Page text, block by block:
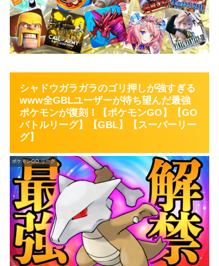
シャドウガラガラのゴリ押しが強すぎる
www全GBLユーザーが待ち望んだ最強
ポケモンが復刻！【ポケモンGO】【GO
バトルリーグ】【GBL】【スーパーリー
グ】
ポケモンGO リーグ